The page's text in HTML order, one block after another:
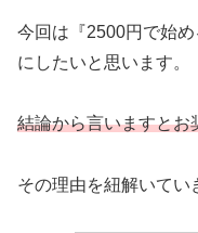
今回は『2500円で始
にしたいと思います。
結論から言いますとお
その理由を紐解いてい